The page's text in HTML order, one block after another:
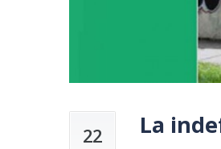
22 La